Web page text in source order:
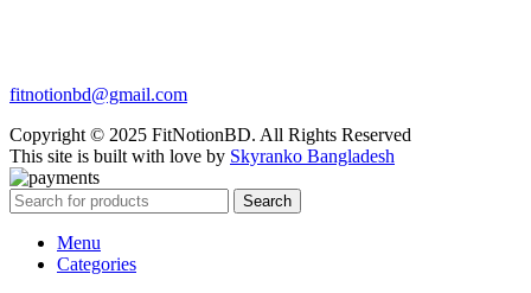
fitnotionbd@gmail.com
Copyright © 2025 FitNotionBD. All Rights Reserved
This site is built with love by Skyranko Bangladesh
Search
Menu
Categories